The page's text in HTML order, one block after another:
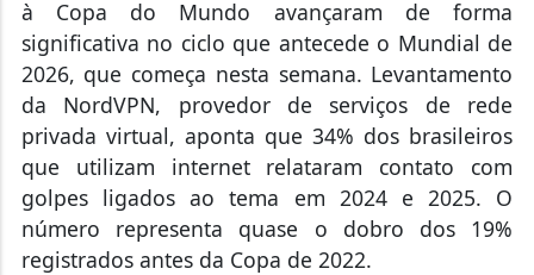
à Copa do Mundo avançaram de forma
significativa no ciclo que antecede o Mundial de
2026, que começa nesta semana. Levantamento
da NordVPN, provedor de serviços de rede
privada virtual, aponta que 34% dos brasileiros
que utilizam internet relataram contato com
golpes ligados ao tema em 2024 e 2025. O
número representa quase o dobro dos 19%
registrados antes da Copa de 2022.